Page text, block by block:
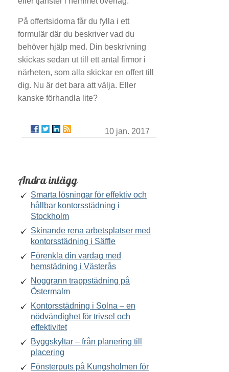
På offertsidorna får du fylla i ett
formulär där du beskriver vad du
behöver hjälp med. Din beskrivning
skickas sedan ut till ett antal firmor i
närheten, som alla skickar en offert till
dig. Nu är det bara att välja. Eller
kanske förhandla lite?
10 jan. 2017
Andra inlägg
Smarta lösningar för effektiv och
hållbar kontorsstädning i
Stockholm
Skinande rena arbetsplatser med
kontorsstädning i Säffle
Förenkla din vardag med
hemstädning i Västerås
Noggrann trappstädning på
Östermalm
Kontorsstädning i Solna – en
nödvändighet för trivsel och
effektivitet
Byggskyltar – från planering till
placering
Fönsterputs på Kungsholmen för